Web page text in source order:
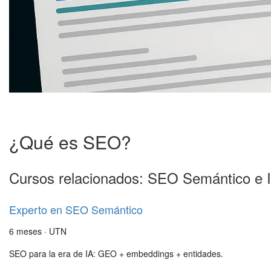
¿Qué es SEO?
Cursos relacionados: SEO Semántico e
Experto en SEO Semántico
6 meses · UTN
SEO para la era de IA: GEO + embeddings + entidades.